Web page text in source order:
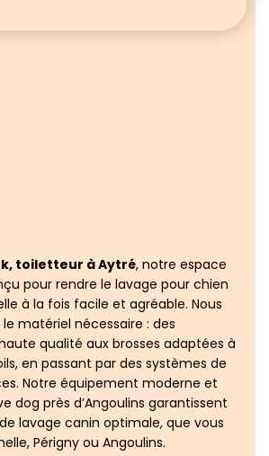
toiletteur à Aytré, notre espace
pour rendre le lavage pour chien
à la fois facile et agréable. Nous
matériel nécessaire : des
qualité aux brosses adaptées à
en passant par des systèmes de
Notre équipement moderne et
dog près d’Angoulins garantissent
lavage canin optimale, que vous
Périgny ou Angoulins.